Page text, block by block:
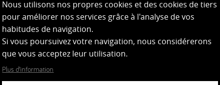
Nous utilisons nos propres cookies et des cookies de tiers
pour améliorer nos services grâce à l'analyse de vos
habitudes de navigation.
Si vous poursuivez votre navigation, nous considérerons
que vous acceptez leur utilisation.
Plus d’information